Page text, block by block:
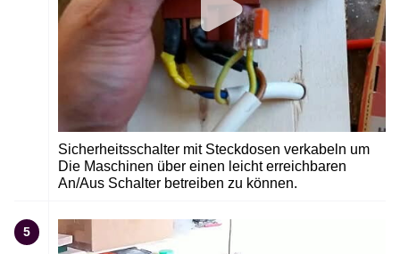
Sicherheitsschalter mit Steckdosen verkabeln um
Die Maschinen über einen leicht erreichbaren
An/Aus Schalter betreiben zu können.
5